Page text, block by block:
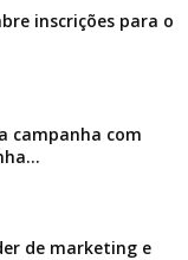
inscrições para o
campanha com
de marketing e